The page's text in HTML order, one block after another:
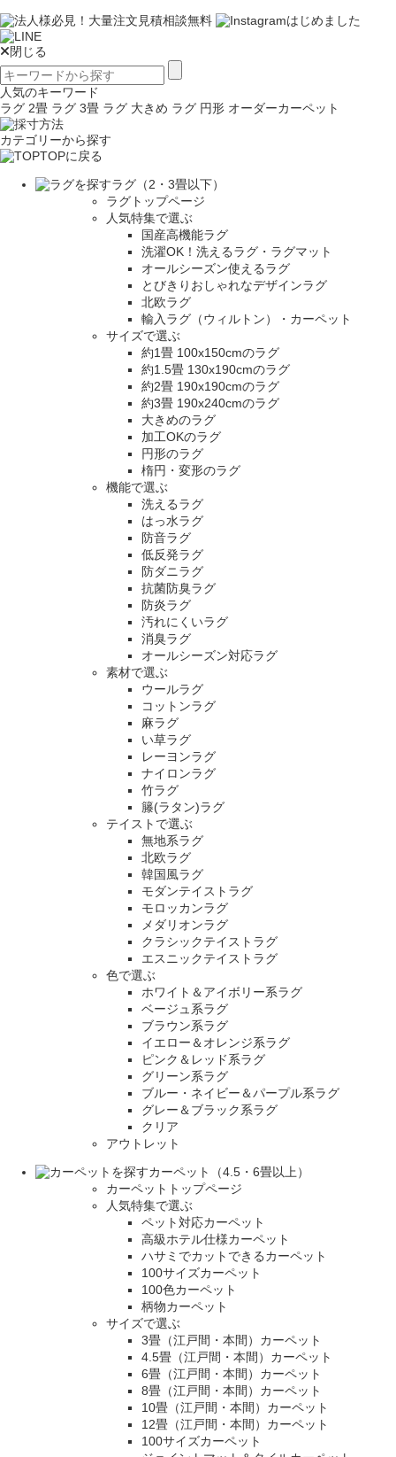
閉じる
人気のキーワード
ラグ 2畳 ラグ 3畳 ラグ 大きめ ラグ 円形 オーダーカーペット
カテゴリーから探す
TOPに戻る
ラグ（2・3畳以下）
ラグトップページ
人気特集で選ぶ
国産高機能ラグ
洗濯OK！洗えるラグ・ラグマット
オールシーズン使えるラグ
とびきりおしゃれなデザインラグ
北欧ラグ
輸入ラグ（ウィルトン）・カーペット
サイズで選ぶ
約1畳 100x150cmのラグ
約1.5畳 130x190cmのラグ
約2畳 190x190cmのラグ
約3畳 190x240cmのラグ
大きめのラグ
加工OKのラグ
円形のラグ
楕円・変形のラグ
機能で選ぶ
洗えるラグ
はっ水ラグ
防音ラグ
低反発ラグ
防ダニラグ
抗菌防臭ラグ
防炎ラグ
汚れにくいラグ
消臭ラグ
オールシーズン対応ラグ
素材で選ぶ
ウールラグ
コットンラグ
麻ラグ
い草ラグ
レーヨンラグ
ナイロンラグ
竹ラグ
籐(ラタン)ラグ
テイストで選ぶ
無地系ラグ
北欧ラグ
韓国風ラグ
モダンテイストラグ
モロッカンラグ
メダリオンラグ
クラシックテイストラグ
エスニックテイストラグ
色で選ぶ
ホワイト＆アイボリー系ラグ
ベージュ系ラグ
ブラウン系ラグ
イエロー＆オレンジ系ラグ
ピンク＆レッド系ラグ
グリーン系ラグ
ブルー・ネイビー＆パープル系ラグ
グレー＆ブラック系ラグ
クリア
アウトレット
カーペット（4.5・6畳以上）
カーペットトップページ
人気特集で選ぶ
ペット対応カーペット
高級ホテル仕様カーペット
ハサミでカットできるカーペット
100サイズカーペット
100色カーペット
柄物カーペット
サイズで選ぶ
3畳（江戸間・本間）カーペット
4.5畳（江戸間・本間）カーペット
6畳（江戸間・本間）カーペット
8畳（江戸間・本間）カーペット
10畳（江戸間・本間）カーペット
12畳（江戸間・本間）カーペット
100サイズカーペット